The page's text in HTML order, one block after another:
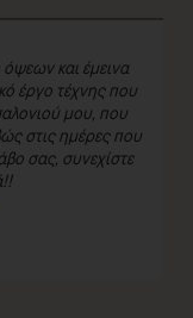
και έμεινα
έργο τέχνης που
μου, που
στις ημέρες που
σας, συνεχίστε